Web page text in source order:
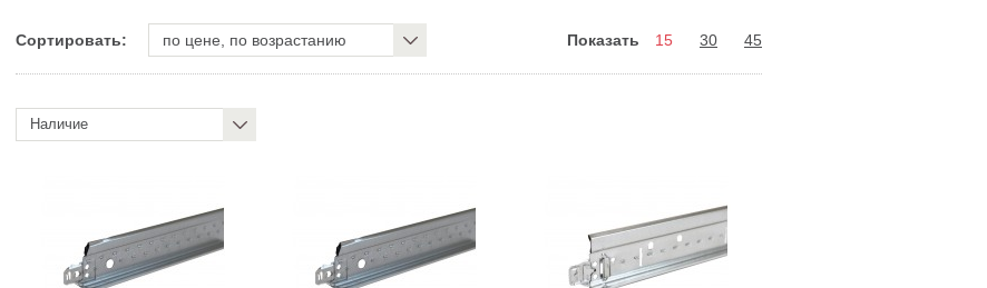
Показать 15 30 45
Сортировать: по цене, по возрастанию
Наличие